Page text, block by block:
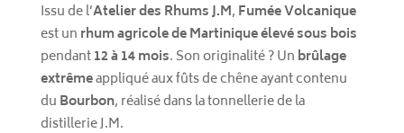
Issu de l’Atelier des Rhums J.M, Fumée Volcanique
est un rhum agricole de Martinique élevé sous bois
pendant12 à 14 mois. Son originalité ? Un brûlage
extrêmeappliqué aux fûts de chêne ayant contenu
du Bourbon, réalisé dans la tonnellerie de la
distillerie J.M.